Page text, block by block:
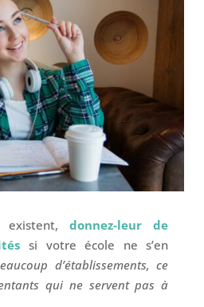
donnez-leur de
si votre école ne s’en
d’établissements, ce
qui ne servent pas à